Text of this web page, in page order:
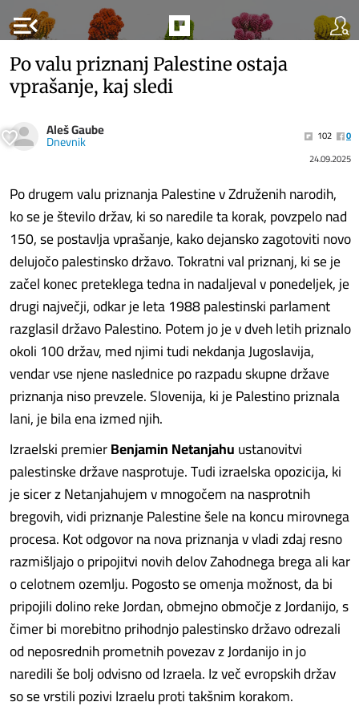
menu_open
Po valu priznanj Palestine ostaja
vprašanje, kaj sledi
Aleš Gaube
Dnevnik 102
0
24.09.2025
Po drugem valu priznanja Palestine v Združenih narodih,
ko se je število držav, ki so naredile ta korak, povzpelo nad
150, se postavlja vprašanje, kako dejansko zagotoviti novo
delujočo palestinsko državo. Tokratni val priznanj, ki se je
začel konec preteklega tedna in nadaljeval v ponedeljek, je
drugi največji, odkar je leta 1988 palestinski parlament
razglasil državo Palestino. Potem jo je v dveh letih priznalo
okoli 100 držav, med njimi tudi nekdanja Jugoslavija,
vendar vse njene naslednice po razpadu skupne države
priznanja niso prevzele. Slovenija, ki je Palestino priznala
lani, je bila ena izmed njih.
Izraelski premierBenjamin Netanjahuustanovitvi
palestinske države nasprotuje. Tudi izraelska opozicija, ki
je sicer z Netanjahujem v mnogočem na nasprotnih
bregovih, vidi priznanje Palestine šele na koncu mirovnega
procesa. Kot odgovor na nova priznanja v vladi zdaj resno
razmišljajo o pripojitvi novih delov Zahodnega brega ali kar
o celotnem ozemlju. Pogosto se omenja možnost, da bi
pripojili dolino reke Jordan, obmejno območje z Jordanijo, s
čimer bi morebitno prihodnjo palestinsko državo odrezali
od neposrednih prometnih povezav z Jordanijo in jo
naredili še bolj odvisno od Izraela. Iz več evropskih držav
so se vrstili pozivi Izraelu proti takšnim korakom.